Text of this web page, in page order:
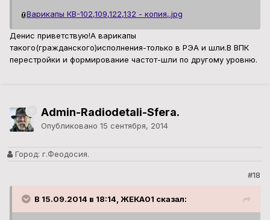
Варикапы КВ-102,109,122,132 - копия,.jpg
Денис приветствую!А варикапы
такого(гражданского)исполнения-только в РЭА и шли.В ВПК
перестройки и формирование частот-шли по другому уровню.
Admin-Radiodetali-Sfera.
Опубликовано 15 сентября, 2014
Город: г.Феодосия.
#18
В 15.09.2014 в 18:14, ЖЕКА01 сказал: